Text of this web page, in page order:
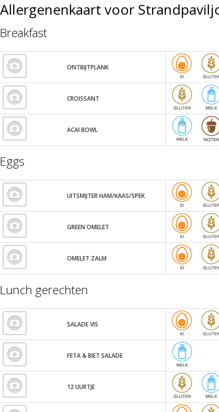
Allergenenkaart voor
Breakfast
ONTBIJTPLANK
CROISSANT
ACAI BOWL
Eggs
UITSMIJTER HAM/KAAS/SPEK
GREEN OMELET
OMELET ZALM
Lunch gerechten
SALADE VIS
FETA & BIET SALADE
12 UURTJE